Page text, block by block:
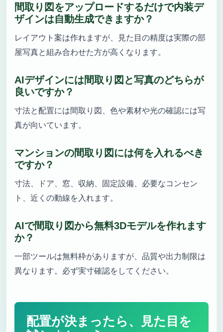
間取り図をアップロードするだけで内装デ
ザインは自動生成できますか？
レイアウト案は作れますが、見た目の精度は実際の部
屋写真と組み合わせた方が高くなります。
AIデザインには間取り図と写真のどちらが
良いですか？
寸法と配置には間取り図、色や素材や光の確認には写
真が向いています。
マンションの間取り図には何を入れるべき
ですか？
寸法、ドア、窓、収納、固定設備、必要なコンセン
ト、近くの動線を入れます。
AIで間取り図から無料3Dモデルを作れます
か？
一部ツールは無料枠がありますが、品質や出力制限は
異なります。必ず実寸確認をしてください。
配置が決まったら、見た目を